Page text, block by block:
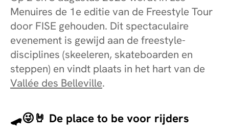
Menuires de 1e editie van de Freestyle Tour
door FISE gehouden. Dit spectaculaire
evenement is gewijd aan de freestyle-
disciplines (skeeleren, skateboarden en
steppen) en vindt plaats in het hart van de
Vallée des Belleville.
🛹😜🤘 De place to be voor rijders